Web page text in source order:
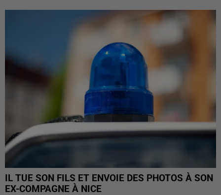
IL TUE SON FILS ET ENVOIE DES PHOTOS À SON
EX-COMPAGNE À NICE